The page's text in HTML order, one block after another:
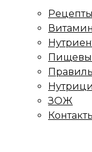
Рецепты
ЗОЖ